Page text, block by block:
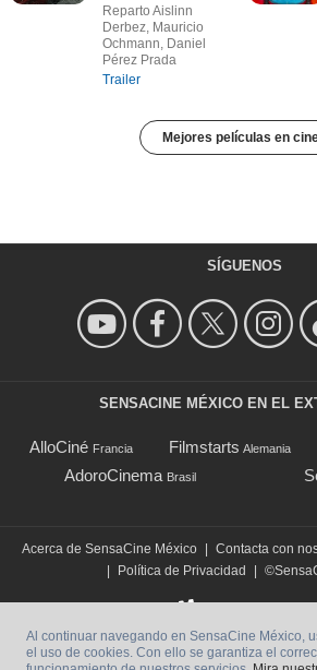
Reparto Aislinn
Derbez, Mauricio
Ochmann, Daniel
Pérez Prada
Trailer
Mejores películas en
SÍGUENOS
SENSACINE MÉXICO EN EL
AlloCiné Francia Filmstarts Alemania
AdoroCinema Brasil
Acerca de SensaCine México | Contacta con
|
Política de Privacidad |
Al continuar navegando en SensaCine México,
el uso de cookies. Con ello se garantiza el